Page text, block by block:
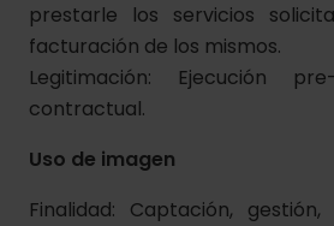
prestarle los servicios
facturación de los mismos.
Legitimación: Ejecución
contractual.
Uso de imagen
Finalidad: Captación,